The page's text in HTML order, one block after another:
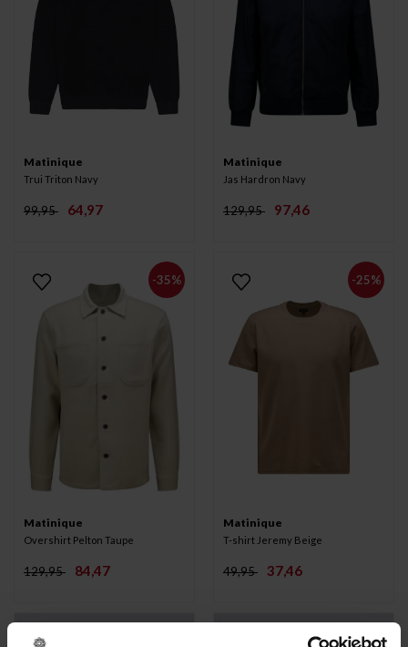
Matinique
Trui Triton Navy
99,95 64,97
Matinique
Jas Hardron Navy
129,95 97,46
-35%
Matinique
Overshirt Pelton Taupe
129,95 84,47
-25%
Matinique
T-shirt Jeremy Beige
49,95 37,46
-35%